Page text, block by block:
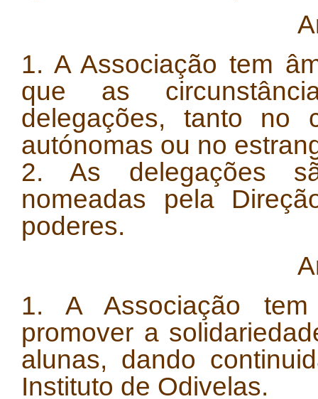
1. A Associação tem
que as
delegações, tanto no
autónomas ou no
2. As delegações
nomeadas pela
poderes.
1. A Associação tem
promover a
alunas, dando
Instituto de Odivelas.